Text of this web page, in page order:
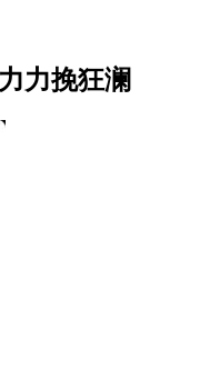
力挽狂澜